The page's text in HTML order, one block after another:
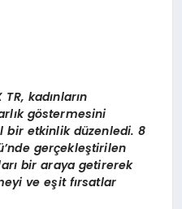
kadınların
göstermesini
bir etkinlik düzenledi. 8
gerçekleştirilen
bir araya getirerek
ve eşit fırsatlar